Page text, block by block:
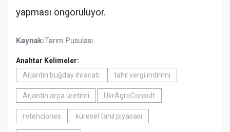
yapması öngörülüyor.
Kaynak:Tarım Pusulası
Anahtar Kelimeler:
Arjantin buğday ihracatı
tahıl vergi indirimi
Arjantin arpa üretimi UkrAgroConsult
retenciones küresel tahıl piyasası